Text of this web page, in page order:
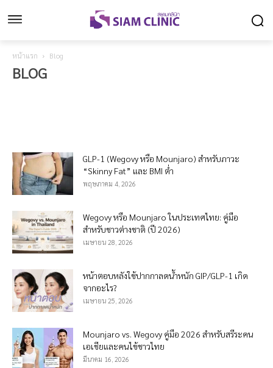
หน้าแรก Blog
BLOG
GLP-1 (Wegovy หรือ Mounjaro) สำหรับภาวะ
“Skinny Fat” และ BMI ต่ำ
พฤษภาคม 4, 2026
Wegovy หรือ Mounjaro ในประเทศไทย: คู่มือ
สำหรับชาวต่างชาติ (ปี 2026)
เมษายน 28, 2026
หน้าตอบหลังใช้ปากกาลดน้ำหนัก GIP/GLP-1 เกิด
จากอะไร?
เมษายน 25, 2026
Mounjaro vs. Wegovy คู่มือ 2026 สำหรับสรีระคน
เอเชียและคนไข้ชาวไทย
มีนาคม 16, 2026